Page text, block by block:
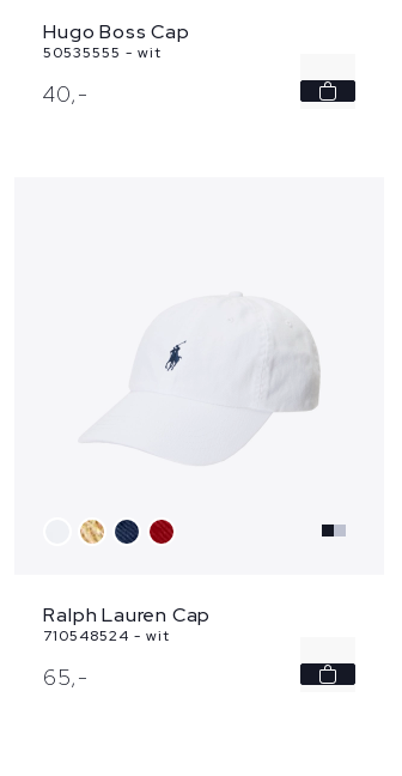
Hugo Boss Cap
50535555 - wit
40,- -
Ralph Lauren Cap
710548524 - wit
65,- -